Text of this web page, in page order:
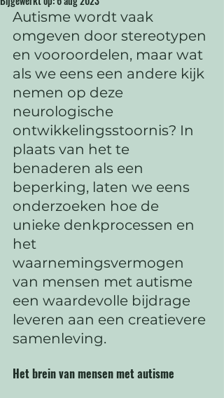
Autisme wordt vaak
omgeven door stereotypen
en vooroordelen, maar wat
als we eens een andere kijk
nemen op deze
neurologische
ontwikkelingsstoornis? In
plaats van het te
benaderen als een
beperking, laten we eens
onderzoeken hoe de
unieke denkprocessen en
het
waarnemingsvermogen
van mensen met autisme
een waardevolle bijdrage
leveren aan een creatievere
samenleving.
Het brein van mensen met autisme